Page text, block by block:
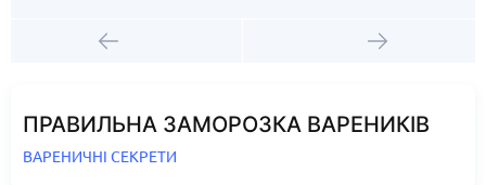
ПРАВИЛЬНА ЗАМОРОЗКА ВАРЕНИКІВ
ВАРЕНИЧНІ СЕКРЕТИ